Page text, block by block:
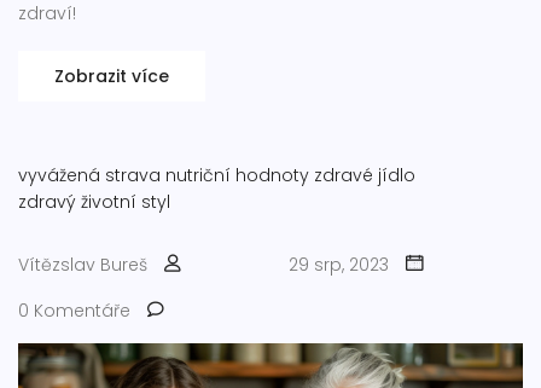
zdraví!
Zobrazit více
vyvážená strava nutriční hodnoty zdravé jídlo
zdravý životní styl
Vítězslav Bureš
29 srp, 2023
0 Komentáře